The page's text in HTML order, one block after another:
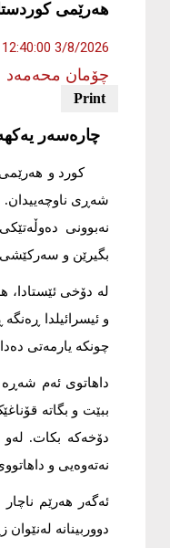
هەرێمی
3/8/2026 12:40:00 PM
چۆمان محەمەد
چارەسەر
کورد و
شەڕی ناوچەییدان.
نەبوونی
بگیرێن و
لە دۆخی ئێستادا،
و ئیسرائیلدا
چونکە یارمەتی
داهاتوی ئەم شەڕە
ببێت و بگاتە
دۆخەکە بکات. لەو
نەتەوەیی و
ئەگەر هەرێم
دووربینانە